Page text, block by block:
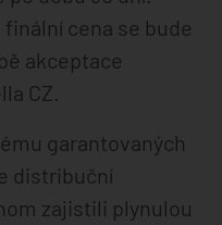
cena se bude
akceptace
CZ.
garantovaných
distribuční
zajistili plynulou